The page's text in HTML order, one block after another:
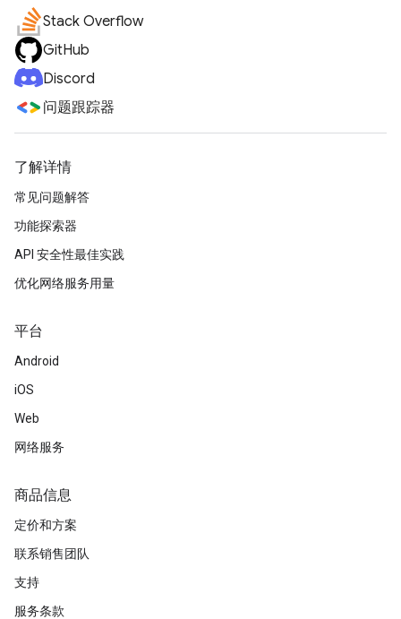
Stack Overflow
GitHub
Discord
问题跟踪器
了解详情
常见问题解答
功能探索器
API 安全性最佳实践
优化网络服务用量
平台
Android
iOS
Web
网络服务
商品信息
定价和方案
联系销售团队
支持
服务条款